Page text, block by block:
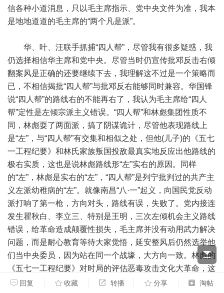
信各种小道消息，只以毛主席指示、党中央文件为准，我本
是地地道道的毛主席的“两个凡是派”。
华、叶、汪联手抓捕“四人帮”，尽管我有很多疑惑，我
仍选择相信华主席和党中央。尽管当时仍宣传批邓反击右倾
翻案风是正确的还要继续下去，我理解这不过是一个策略而
已，不相信揭批“四人帮”与批邓反右能够同时兼容。华国锋
说“四人帮”的路线右的不能再右了，我认为毛主席给“四人
帮”定性是左倾宗派主义错误。“四人帮”和林彪集团性质不
同，林彪耍了两面派，搞了阴谋诡计，尽管他表现路线上
是“左”，与“四人帮”有交集和相似之处，但他(儿子)的《五七
一工程纪要》和林氏家族叛国投敌最真实地反应出他路线的
极右实质，这也是说林彪路线形“左”实右的原因。同样
的“左”，林彪是实右的“左”，“四人帮”是列宁批判过的共产主
义左派幼稚病的“左”。就像南昌“八·一”起义，向国民党反动
派打响了第一枪，方向对头，路线有误，失败了。党内接连
发生瞿秋白、李立三、特别是王明，三次左倾机会主义路线
错误，给革命造成颠覆性损失，毛主席并没有动用武力解决
问题，而是耐心教育等待大家觉悟，延安整风后仍然选举他
们当中央委员，因为站在同一个战壕，大方向一致。林彪的
《五七一工程纪要》对时局的评估恶毒攻击文化大革命，这
与国际帝修反、国内封资修的余孽污毛反共反文革沆瀣一
回复 收藏 转播 分享 淘帖